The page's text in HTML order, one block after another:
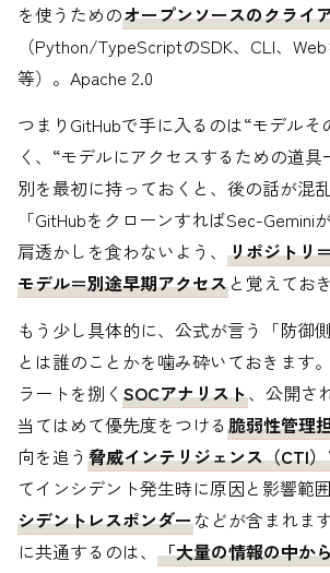
を使うためのオープンソースのクライ
（Python/TypeScriptのSDK、CLI、
等）。Apache 2.0
つまりGitHubで手に入るのは“モデルそ
く、“モデルにアクセスするための道
別を最初に持っておくと、後の話が混
「GitHubをクローンすればSec-Gemini
肩透かしを食わないよう、 リポジトリ
モデル＝別途早期アクセスと覚えてお
もう少し具体的に、公式が言う「防御
とは誰のことかを噛み砕いておきます
ラートを捌く SOCアナリスト、公開さ
当てはめて優先度をつける脆弱性管理
向を追う 脅威インテリジェンス（CTI
てインシデント発生時に原因と影響範
シデントレスポンダーなどが含まれま
に共通するのは、 「大量の情報の中か